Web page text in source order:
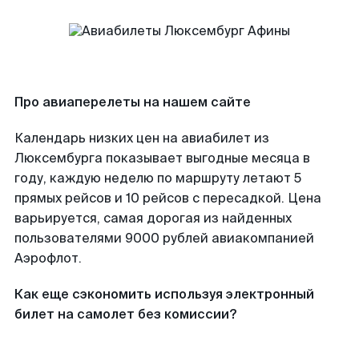
Про авиаперелеты на нашем сайте
Календарь низких цен на авиабилет из
Люксембурга показывает выгодные месяца в
году, каждую неделю по маршруту летают 5
прямых рейсов и 10 рейсов с пересадкой. Цена
варьируется, самая дорогая из найденных
пользователями 9000 рублей авиакомпанией
Аэрофлот.
Как еще сэкономить используя электронный
билет на самолет без комиссии?